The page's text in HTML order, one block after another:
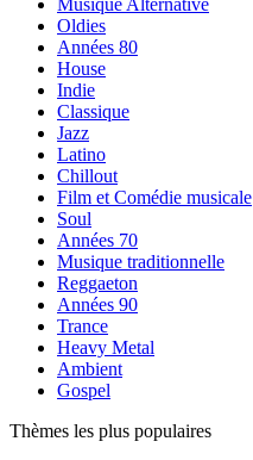
Musique Alternative
Oldies
Années 80
House
Indie
Classique
Jazz
Latino
Chillout
Film et Comédie musicale
Soul
Années 70
Musique traditionnelle
Reggaeton
Années 90
Trance
Heavy Metal
Ambient
Gospel
Thèmes les plus populaires